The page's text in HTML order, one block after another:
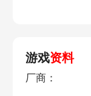
游戏资料
厂商：